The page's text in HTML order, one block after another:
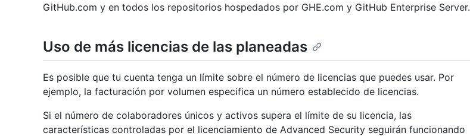
GitHub.com y en todos los repositorios hospedados por GHE.com y GitHub Enterprise Server.
Uso de más licencias de las planeadas
Es posible que tu cuenta tenga un límite sobre el número de licencias que puedes usar. Por
ejemplo, la facturación por volumen especifica un número establecido de licencias.
Si el número de colaboradores únicos y activos supera el límite de su licencia, las
características controladas por el licenciamiento de Advanced Security seguirán funcionando